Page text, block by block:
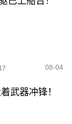
08-04
武器冲锋！